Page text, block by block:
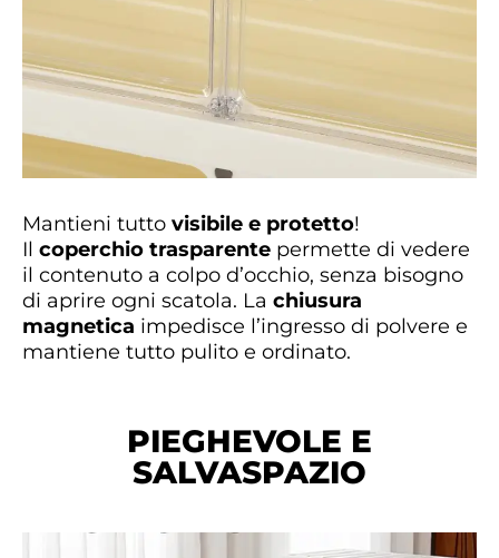
Mantieni tutto visibile e protetto!
Il coperchio trasparente permette di vedere
il contenuto a colpo d’occhio, senza bisogno
di aprire ogni scatola. La chiusura
magnetica impedisce l’ingresso di polvere e
mantiene tutto pulito e ordinato.
PIEGHEVOLE E
SALVASPAZIO